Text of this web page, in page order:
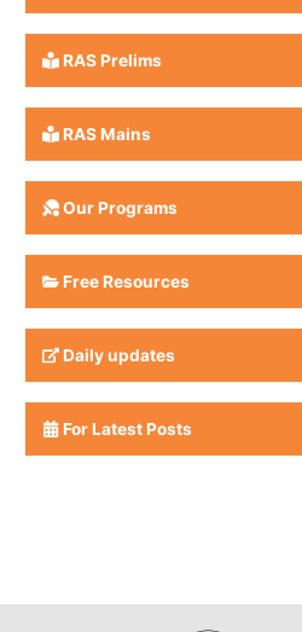
RAS Prelims
RAS Mains
Our Programs
Free Resources
Daily updates
For Latest Posts